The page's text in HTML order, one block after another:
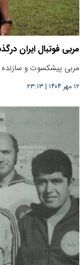
مربی فوتبال ایران
مربی پیشکسوت و سازنده
۱۲ مهر ۱۴۰۴ |۲۳:۱۳